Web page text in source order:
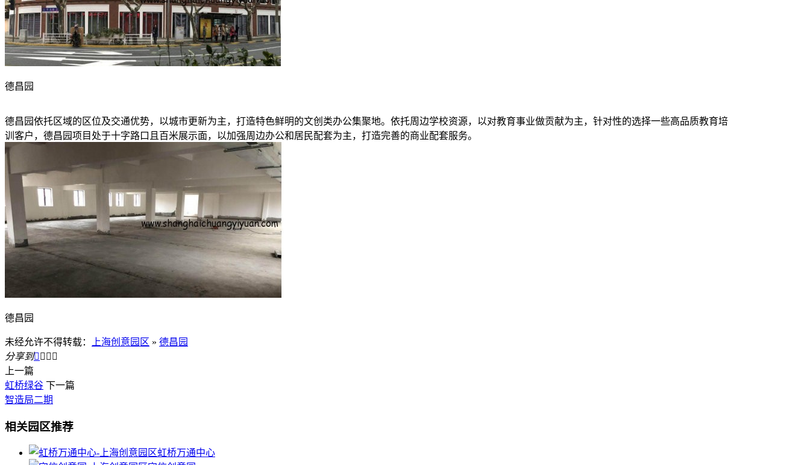
德昌园
德昌园依托区域的区位及交通优势，以城市更新为主，打造特色鲜明的文创类办公集聚地。依托周边学校资源，以对教育事业做贡献为主，针对性的选择一些高品质教育培
训客户，德昌园项目处于十字路口且百米展示面，以加强周边办公和居民配套为主，打造完善的商业配套服务。
德昌园
未经允许不得转载： 上海创意园区 » 德昌园
分享到   
上一篇
虹桥绿谷 下一篇
智造局二期
相关园区推荐
虹桥万通中心